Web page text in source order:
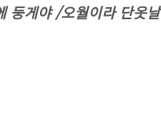
둥게야 /오월이라 단옷